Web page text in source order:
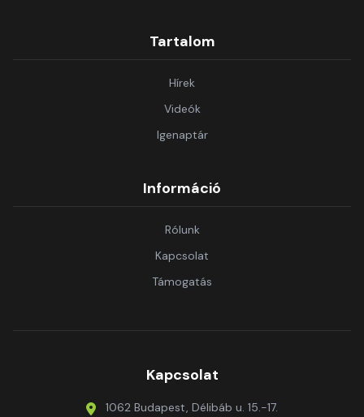
Tartalom
Hírek
Videók
Igenaptár
Információ
Rólunk
Kapcsolat
Támogatás
Kapcsolat
1062 Budapest, Délibáb u. 15.-17.